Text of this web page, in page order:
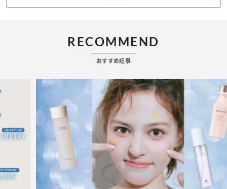
RECOMMEND
おすすめ記事